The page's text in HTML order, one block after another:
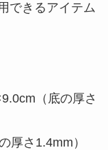
できるアイテム
（底の厚さ
厚さ1.4mm）